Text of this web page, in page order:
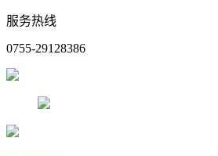
服务热线
0755-29128386